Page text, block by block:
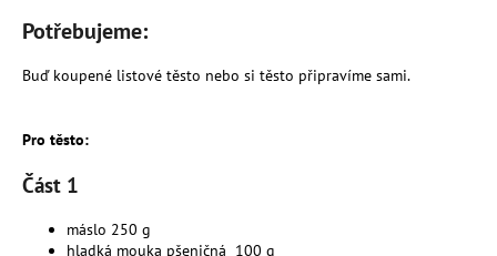
Potřebujeme:
Buď koupené listové těsto nebo si těsto připravíme sami.
Pro těsto:
Část 1
máslo 250 g
hladká mouka pšeničná 100 g
b
u
j
t
n